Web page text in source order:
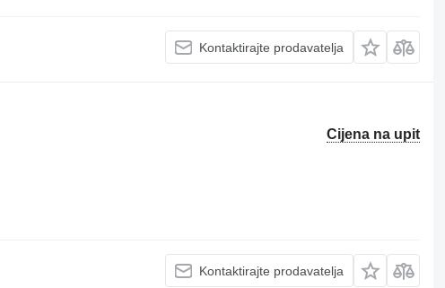
Kontaktirajte prodavatelja
Cijena na upit
Kontaktirajte prodavatelja